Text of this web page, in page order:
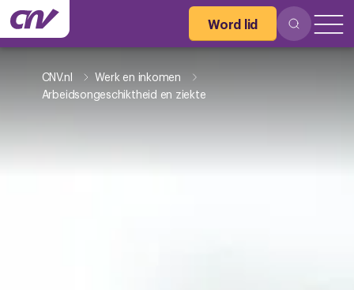
Word lid
CNV.nl
Werk en inkomen
Arbeidsongeschiktheid en ziekte